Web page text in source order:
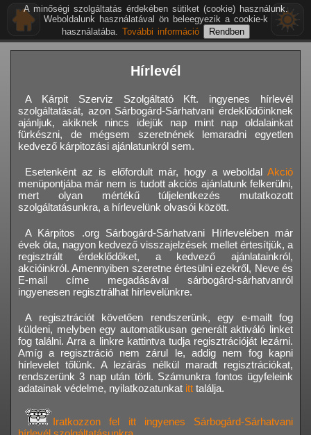
Hírlevél
A Kárpit Szerviz Szolgáltató Kft. ingyenes hírlevél
szolgáltatását, azon Sárbogárd-Sárhatvani érdeklődőinknek
ajánljuk, akiknek nincs idejük nap mint nap oldalainkat
fürkészni, de mégsem szeretnének lemaradni egyetlen
kedvező kárpitozási ajánlatunkról sem.
Esetenként az is előfordult már, hogy a weboldal Akció
menüpontjába már nem is tudott akciós ajánlatunk felkerülni,
mert olyan mértékű túljelentkezés mutatkozott
szolgáltatásunkra, a hírlevelünk olvasói között.
A Kárpitos .org Sárbogárd-Sárhatvani Hírlevelében már
évek óta, nagyon kedvező visszajelzések mellet értesítjük, a
regisztrált érdeklődőket, a kedvező ajánlatainkról,
akcióinkról. Amennyiben szeretne értesülni ezekről, Neve és
E-mail címe megadásával sárbogárd-sárhatvanról
ingyenesen regisztrálhat hírlevelünkre.
A regisztrációt követően rendszerünk, egy e-mailt fog
küldeni, melyben egy automatikusan generált aktiváló linket
fog találni. Arra a linkre kattintva tudja regisztrációját lezárni.
Amíg a regisztráció nem zárul le, addig nem fog kapni
hírlevelet tőlünk. A lezárás nélkül maradt regisztrációkat,
rendszerünk 3 nap után törli. Számunkra fontos ügyfeleink
adatainak védelme, nyilatkozatunkat itt találja.
Iratkozzon fel itt ingyenes Sárbogárd-Sárhatvani
A minőségi szolgáltatás érdekében sütiket (cookie) használunk.
Weboldalunk használatával ön beleegyezik a cookie-k
használatába. További információ